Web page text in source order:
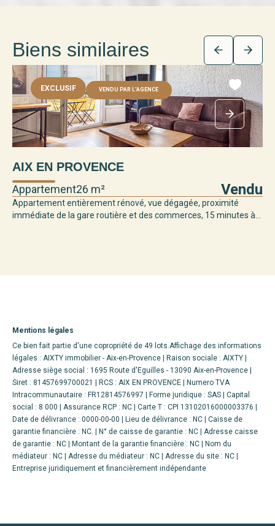
Biens similaires
EXCLUSIF VENDU PAR L'AGENCE
AIX EN PROVENCE
Appartement26 m² Vendu
Appartement entièrement rénové, vue dégagée, proximité
immédiate de la gare routière et des commerces, 15 minutes à...
Mentions légales
Ce bien fait partie d'une copropriété de 49 lots.Affichage des informations
légales : AIXTY immobilier - Aix-en-Provence | Raison sociale : AIXTY |
Adresse siège social : 1695 Route d'Eguilles - 13090 Aix-en-Provence |
Siret : 81457699700021 | RCS : AIX EN PROVENCE | Numero TVA
Intracommunautaire : FR12814576997 | Forme juridique : SAS | Capital
social : 8 000 | Assurance RCP : NC | Carte T : CPI 13102016000003376 |
Date de délivrance : 0000-00-00 | Lieu de délivrance : NC | Caisse de
garantie financière : NC. | N° de caisse de garantie : NC | Adresse caisse
de garantie : NC | Montant de la garantie financière : NC | Nom du
médiateur : NC | Adresse du médiateur : NC | Adresse du site : NC |
Entreprise juridiquement et financièrement indépendante